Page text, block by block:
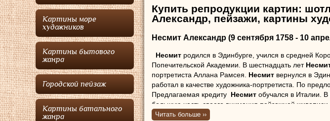
Картины море
художников
Картины бытового
жанра
Городской пейзаж
Картины батального
жанра
Купить репродукции картин:
Александр, пейзажи, картины
Несмит Александр (9 сентября 1758 - 10
Несмит родился в Эдинбурге, учился в средней
Попечительской Академии. В шестнадцать лет
портретиста Аллана Рамсея. Несмит вернулся в
работал в качестве художника-портретиста. По
Предлагаемая кредиту Несмит обучался в Италии. В
большую часть своего внимания пейзажной живописи.
Читать больше ››